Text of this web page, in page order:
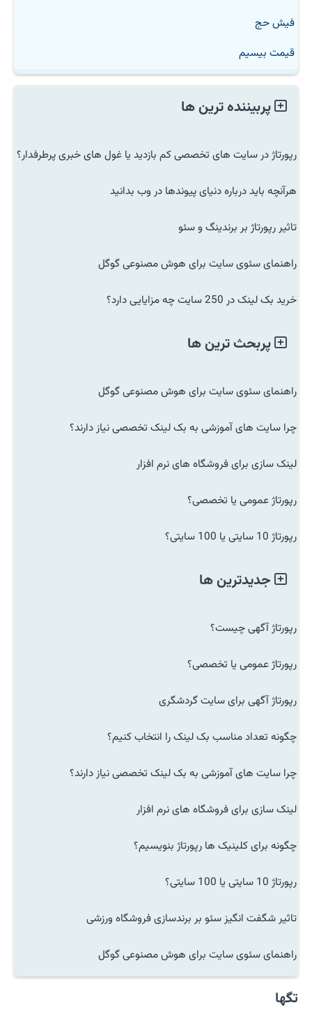
فیش حج
قیمت بیسیم
پربیننده ترین ها
رپورتاژ در سایت های تخصصی کم بازدید یا غول های خبری پرطرفدار؟
هرآنچه باید درباره دنیای پیوندها در وب بدانید
تاثیر رپورتاژ بر برندینگ و سئو
راهنمای سئوی سایت برای هوش مصنوعی گوگل
خرید بک لینک در 250 سایت چه مزایایی دارد؟
پربحث ترین ها
راهنمای سئوی سایت برای هوش مصنوعی گوگل
چرا سایت های آموزشی به بک لینک تخصصی نیاز دارند؟
لینک سازی برای فروشگاه های نرم افزار
رپورتاژ عمومی یا تخصصی؟
رپورتاژ 10 سایتی یا 100 سایتی؟
جدیدترین ها
رپورتاژ آگهی چیست؟
رپورتاژ عمومی یا تخصصی؟
رپورتاژ آگهی برای سایت گردشگری
چگونه تعداد مناسب بک لینک را انتخاب کنیم؟
چرا سایت های آموزشی به بک لینک تخصصی نیاز دارند؟
لینک سازی برای فروشگاه های نرم افزار
چگونه برای کلینیک ها رپورتاژ بنویسیم؟
رپورتاژ 10 سایتی یا 100 سایتی؟
تاثیر شگفت انگیز سئو بر برندسازی فروشگاه ورزشی
راهنمای سئوی سایت برای هوش مصنوعی گوگل
تگها